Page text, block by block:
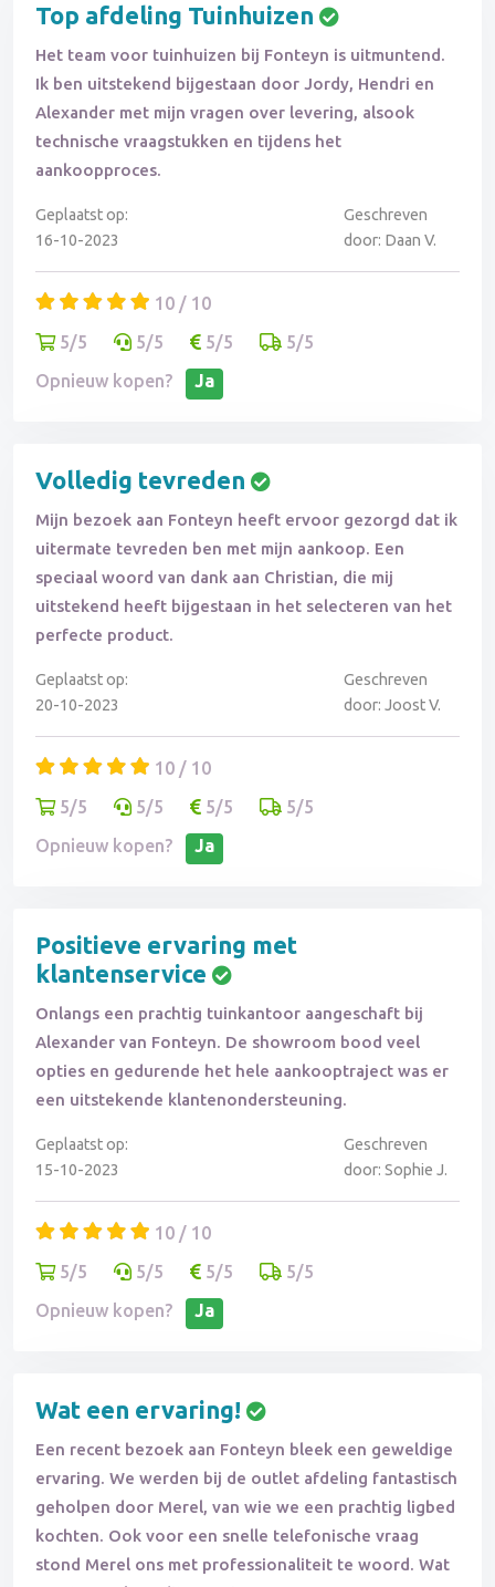
Top afdeling Tuinhuizen
Het team voor tuinhuizen bij Fonteyn is uitmuntend.
Ik ben uitstekend bijgestaan door Jordy, Hendri en
Alexander met mijn vragen over levering, alsook
technische vraagstukken en tijdens het
aankoopproces.
Geplaatst op:
16-10-2023
Geschreven
door: Daan V.
10 / 10
5/5
5/5 5/5
5/5
Opnieuw kopen?
Ja
Volledig tevreden
Mijn bezoek aan Fonteyn heeft ervoor gezorgd dat ik
uitermate tevreden ben met mijn aankoop. Een
speciaal woord van dank aan Christian, die mij
uitstekend heeft bijgestaan in het selecteren van het
perfecte product.
Geplaatst op:
20-10-2023
Geschreven
door: Joost V.
10 / 10
5/5
5/5 5/5
5/5
Opnieuw kopen?
Ja
Positieve ervaring met
klantenservice
Onlangs een prachtig tuinkantoor aangeschaft bij
Alexander van Fonteyn. De showroom bood veel
opties en gedurende het hele aankooptraject was er
een uitstekende klantenondersteuning.
Geplaatst op:
15-10-2023
Geschreven
door: Sophie J.
10 / 10
5/5
5/5 5/5
5/5
Opnieuw kopen?
Ja
Wat een ervaring!
Een recent bezoek aan Fonteyn bleek een geweldige
ervaring. We werden bij de outlet afdeling fantastisch
geholpen door Merel, van wie we een prachtig ligbed
kochten. Ook voor een snelle telefonische vraag
stond Merel ons met professionaliteit te woord. Wat